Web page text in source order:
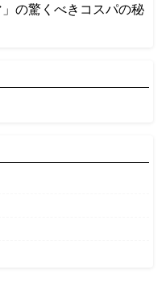
の驚くべきコスパの秘